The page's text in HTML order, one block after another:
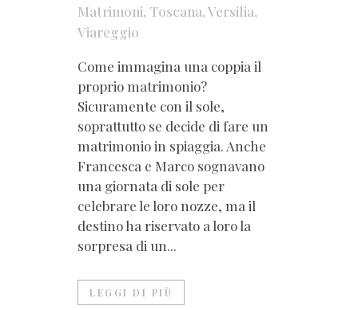
Matrimoni, Toscana,Versilia,
Viareggio
Come immagina una coppia il
proprio matrimonio?
Sicuramente con il sole,
soprattutto se decide di fare un
matrimonio in spiaggia. Anche
Francesca e Marco sognavano
una giornata di sole per
celebrare le loro nozze, ma il
destino ha riservato a loro la
sorpresa di un...
LEGGI DI PIÙ